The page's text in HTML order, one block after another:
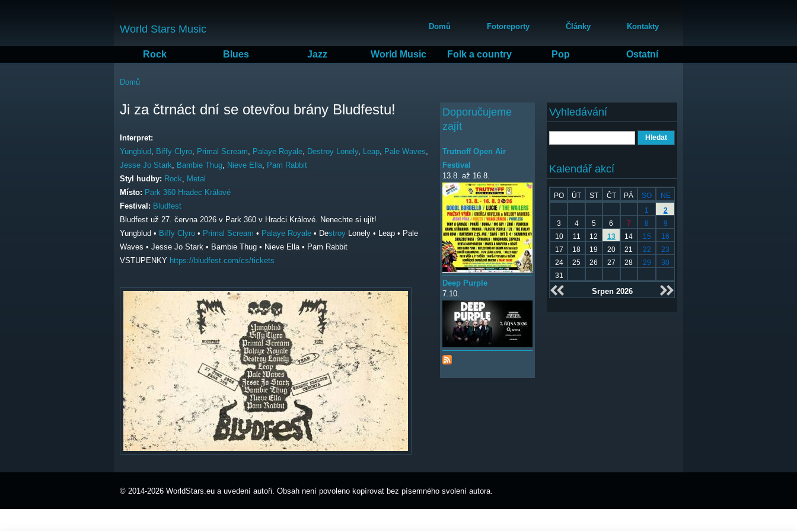
obsahu
World Stars Music Domů Fotoreporty Články Kontakty
Rock Blues Jazz World Music Folk a country Pop Ostatní
Jste zde
Domů
Ji za čtrnáct dní se otevřou brány Bludfestu!
Interpret:
Yungblud, Biffy Clyro, Primal Scream, Palaye Royale, Destroy Lonely, Leap, Pale Waves,
Jesse Jo Stark, Bambie Thug, Nieve Ella, Pam Rabbit
Styl hudby: Rock, Metal
Místo: Park 360 Hradec Králové
Festival: Bludfest
Bludfest už 27. června 2026 v Park 360 v Hradci Králové. Nenechte si ujít!
Yungblud • Biffy Clyro • Primal Scream • Palaye Royale • Destroy Lonely • Leap • Pale
Waves • Jesse Jo Stark • Bambie Thug • Nieve Ella • Pam Rabbit
VSTUPENKY https://bludfest.com/cs/tickets
Vyhledávání
Kalendář akcí
PO ÚT ST ČT PÁ SO
NE
1
2
3
4 5 6 7 8
9
10
11 12 13 14 15
16
17
18 19 20 21 22
23
24
25 26 27 28 29
30
31
Srpen 2026
Doporučujeme
zajít
Trutnoff Open Air
Festival
13.8. až 16.8.
Deep Purple
7.10.
© 2014-2026 WorldStars.eu a uvedení autoři. Obsah není povoleno kopírovat bez písemného svolení autora.